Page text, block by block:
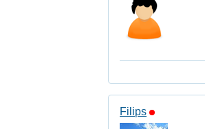
Filips